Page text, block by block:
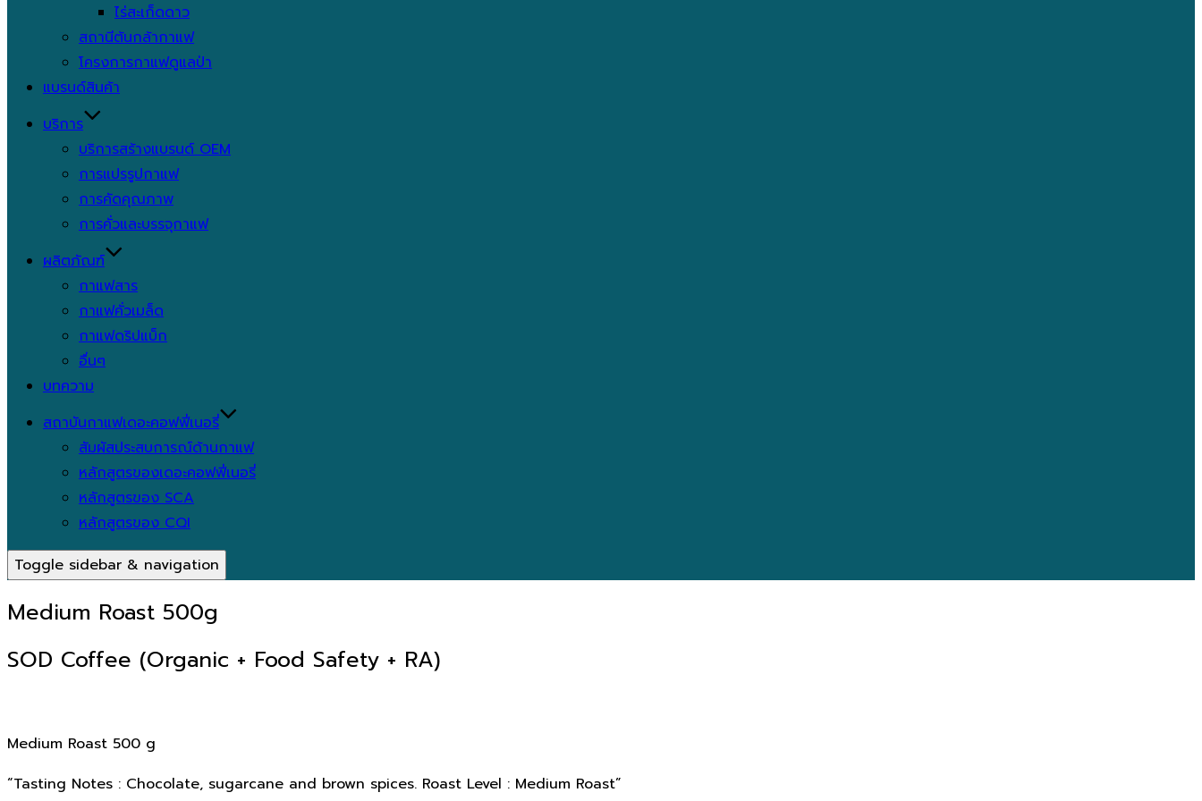
ไร่สะเก็ดดาว
สถานีต้นกล้ากาแฟ
โครงการกาแฟดูแลป่า
แบรนด์สินค้า
บริการ
บริการสร้างแบรนด์ OEM
การแปรรูปกาแฟ
การคัดคุณภาพ
การคั่วและบรรจุกาแฟ
ผลิตภัณฑ์
กาแฟสาร
กาแฟคั่วเมล็ด
กาแฟดริปแบ็ก
อื่นๆ
บทความ
สถาบันกาแฟเดอะคอฟฟี่เนอรี่
สัมผัสประสบการณ์ด้านกาแฟ
หลักสูตรของเดอะคอฟฟี่เนอรี่
หลักสูตรของ SCA
หลักสูตรของ CQI
Toggle sidebar & navigation
Medium Roast 500g
SOD Coffee (Organic + Food Safety + RA)
Medium Roast 500 g
“Tasting Notes : Chocolate, sugarcane and brown spices. Roast Level : Medium Roast”